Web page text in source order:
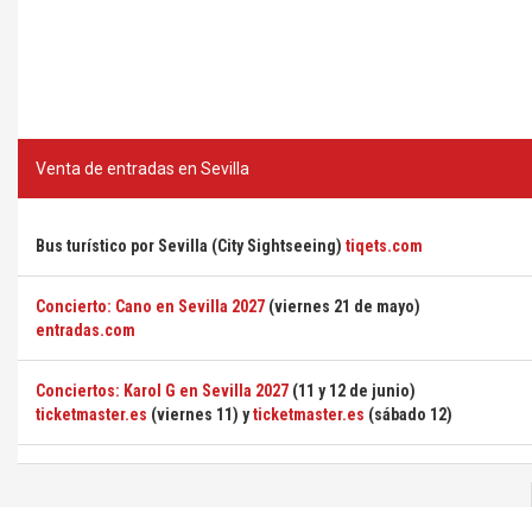
Venta de entradas en Sevilla
Bus turístico por Sevilla (City Sightseeing) tiqets.com
Concierto: Cano en Sevilla 2027 (viernes 21 de mayo)
entradas.com
Conciertos: Karol G en Sevilla 2027 (11 y 12 de junio)
ticketmaster.es (viernes 11) yticketmaster.es (sábado 12)